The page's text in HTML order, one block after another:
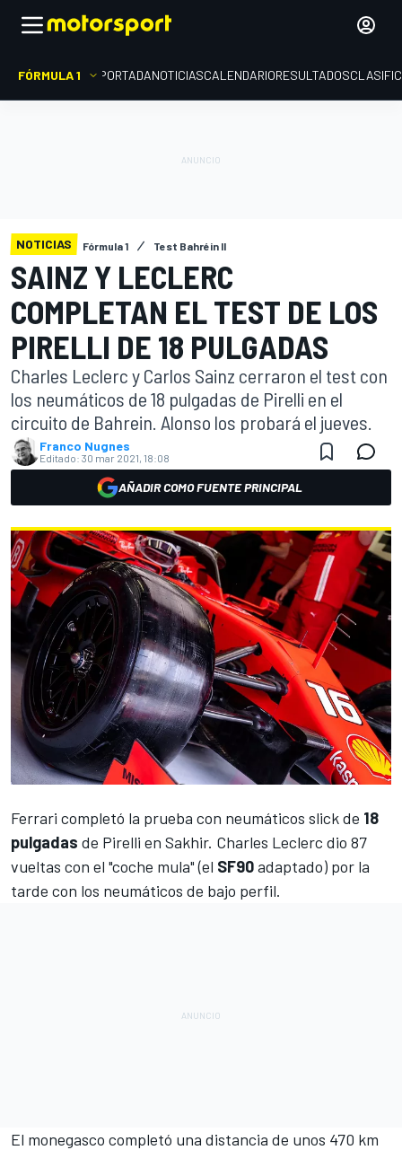
FÓRMULA 1 PORTADANOTICIASCALENDARIORESULTADOS
NOTICIAS Fórmula 1 Test Bahréin II
SAINZ Y LECLERC
COMPLETAN EL TEST DE LOS
PIRELLI DE 18 PULGADAS
Charles Leclerc y Carlos Sainz cerraron el test con
los neumáticos de 18 pulgadas de Pirelli en el
circuito de Bahrein. Alonso los probará el jueves.
Franco Nugnes
Editado: 30 mar 2021, 18:08
AÑADIR COMO FUENTE PRINCIPAL
Ferrari completó la prueba con neumáticos slick de 18
pulgadas de Pirelli en Sakhir. Charles Leclerc dio 87
vueltas con el "coche mula" (el SF90adaptado) por la
tarde con los neumáticos de bajo perfil.
El monegasco completó una distancia de unos 470 km